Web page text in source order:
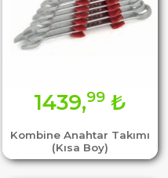
Kombine Anahtar Takımı
(Kısa Boy)
1439,99₺